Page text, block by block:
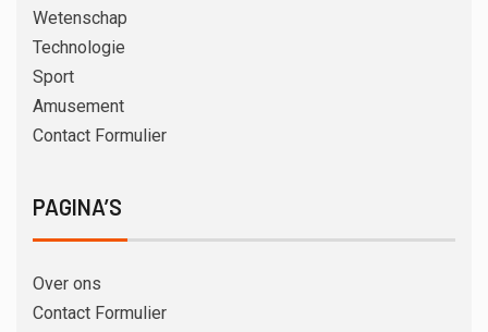
Wetenschap
Technologie
Sport
Amusement
Contact Formulier
PAGINA’S
Over ons
Contact Formulier